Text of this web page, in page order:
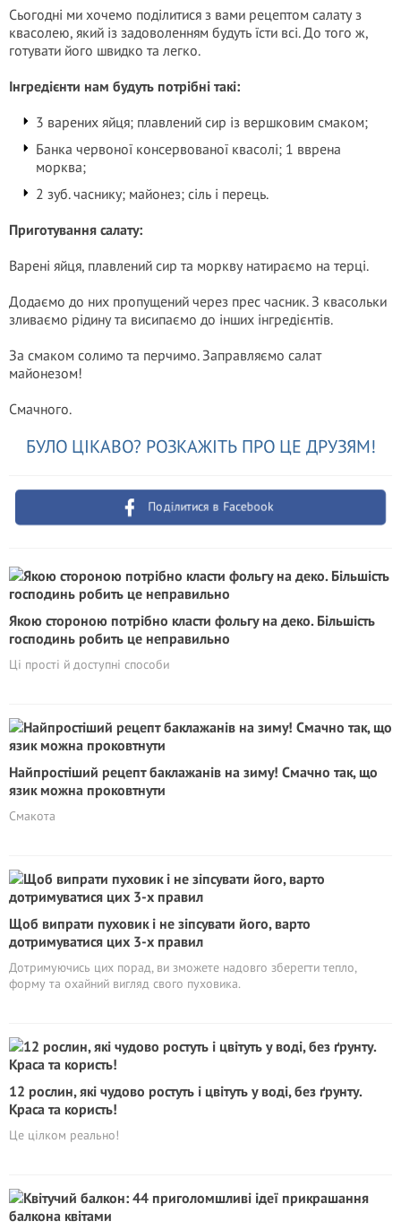
Сьогодні ми хочемо поділитися з вами рецептом салату з
квасолею, який із задоволенням будуть їсти всі. До того ж,
готувати його швидко та легко.
Інгредієнти нам будуть потрібні такі:
3 варених яйця; плавлений сир із вершковим смаком;
Банка червоної консервованої квасолі; 1 вврена
морква;
2 зуб. часнику; майонез; сіль і перець.
Приготування салату:
Варені яйця, плавлений сир та моркву натираємо на терці.
Додаємо до них пропущений через прес часник. З квасольки
зливаємо рідину та висипаємо до інших інгредієнтів.
За смаком солимо та перчимо. Заправляємо салат
майонезом!
Смачного.
БУЛО ЦІКАВО? РОЗКАЖІТЬ ПРО ЦЕ ДРУЗЯМ!
Поділитися в Facebook
Якою стороною потрібно класти фольгу на деко. Більшість
господинь робить це неправильно
Ці прості й доступні способи
Найпростіший рецепт баклажанів на зиму! Смачно так, що
язик можна проковтнути
Смакота
Щоб випрати пуховик і не зіпсувати його, варто
дотримуватися цих 3-х правил
Дотримуючись цих порад, ви зможете надовго зберегти тепло,
форму та охайний вигляд свого пуховика.
12 рослин, які чудово ростуть і цвітуть у воді, без ґрунту.
Краса та користь!
Це цілком реально!